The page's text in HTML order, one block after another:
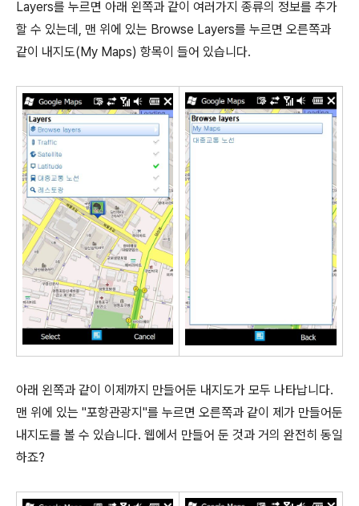
Layers를 누르면 아래 왼쪽과 같이 여러가지 종류의 정보를 추가
할 수 있는데, 맨 위에 있는 Browse Layers를 누르면 오른쪽과
같이 내지도(My Maps) 항목이 들어 있습니다.
아래 왼쪽과 같이 이제까지 만들어둔 내지도가 모두 나타납니다.
맨 위에 있는 "포항관광지"를 누르면 오른쪽과 같이 제가 만들어둔
내지도를 볼 수 있습니다. 웹에서 만들어 둔 것과 거의 완전히 동일
하죠?